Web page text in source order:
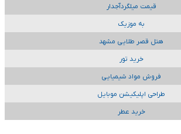
قیمت میلگردآجدار
به موزیک
هتل قصر طلایی مشهد
خرید تور
فروش مواد شیمیایی
طراحی اپلیکیشن موبایل
خرید عطر